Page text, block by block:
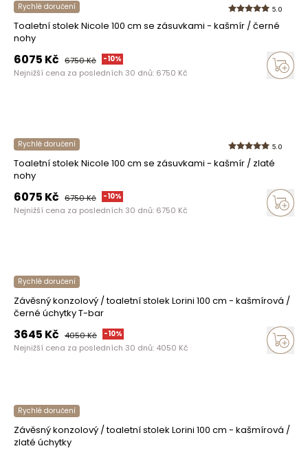
Rychlé doručení 5.0
Toaletní stolek Nicole 100 cm se zásuvkami - kašmír / černé
nohy
6075 Kč 6750Kč -10%
Nejnižší cena za posledních 30 dnů: 6750 Kč
Rychlé doručení 5.0
Toaletní stolek Nicole 100 cm se zásuvkami - kašmír / zlaté
nohy
6075 Kč 6750Kč -10%
Nejnižší cena za posledních 30 dnů: 6750 Kč
Rychlé doručení
Závěsný konzolový / toaletní stolek Lorini 100 cm - kašmírová /
černé úchytky T-bar
3645 Kč 4050Kč -10%
Nejnižší cena za posledních 30 dnů: 4050 Kč
Rychlé doručení
Závěsný konzolový / toaletní stolek Lorini 100 cm - kašmírová /
zlaté úchytky